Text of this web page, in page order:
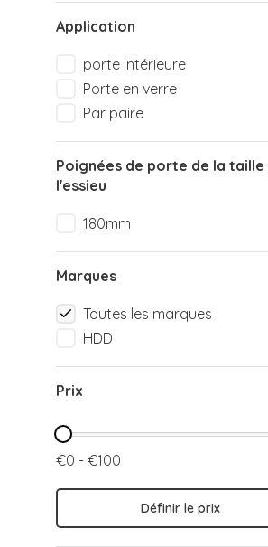
Application
porte intérieure
Porte en verre
Par paire
Poignées de porte de la taille
l'essieu
180mm
Marques
Toutes les marques
HDD
Prix
€0 - €100
Définir le prix